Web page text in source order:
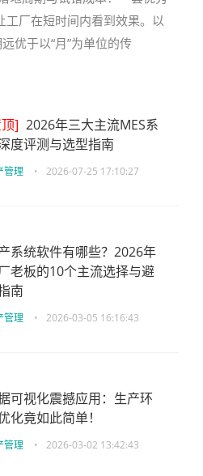
工厂在短时间内看到效果。以
优于以“月”为单位的传
] 2026年三大主流MES系
度评测与选型指南
管理 • 2026-07-25 17:10:27
系统软件有哪些？2026年
老板的10个主流选择与避
南
管理 • 2026-03-05 16:16:43
可视化震撼应用：生产环
化竟如此简单！
管理 • 2026-03-02 13:42:43